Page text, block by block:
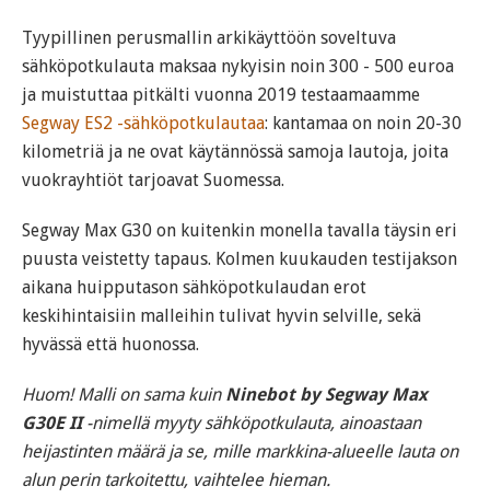
Tyypillinen perusmallin arkikäyttöön soveltuva
sähköpotkulauta maksaa nykyisin noin 300 - 500 euroa
ja muistuttaa pitkälti vuonna 2019 testaamaamme
Segway ES2 -sähköpotkulautaa: kantamaa on noin 20-30
kilometriä ja ne ovat käytännössä samoja lautoja, joita
vuokrayhtiöt tarjoavat Suomessa.
Segway Max G30 on kuitenkin monella tavalla täysin eri
puusta veistetty tapaus. Kolmen kuukauden testijakson
aikana huipputason sähköpotkulaudan erot
keskihintaisiin malleihin tulivat hyvin selville, sekä
hyvässä että huonossa.
Huom! Malli on sama kuin Ninebot by Segway Max
G30E II-nimellä myyty sähköpotkulauta, ainoastaan
heijastinten määrä ja se, mille markkina-alueelle lauta on
alun perin tarkoitettu, vaihtelee hieman.